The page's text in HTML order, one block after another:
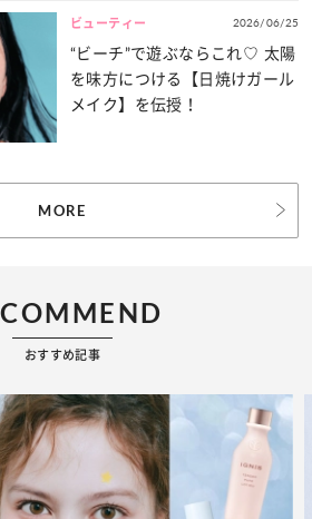
ビューティー 2026/06/25
“ビーチ”で遊ぶならこれ♡ 太陽
を味方につける【日焼けガール
メイク】を伝授！
MORE
おすすめ記事